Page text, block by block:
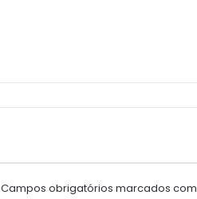
Campos obrigatórios marcados com